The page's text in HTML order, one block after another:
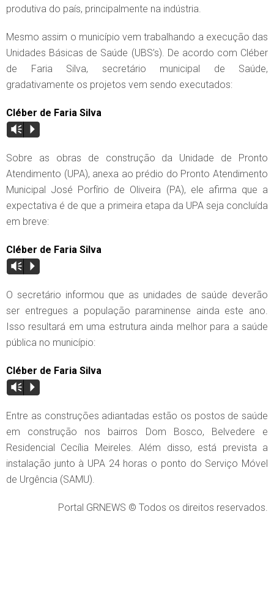
produtiva do país, principalmente na indústria.
Mesmo assim o município vem trabalhando a execução das
Unidades Básicas de Saúde (UBS’s). De acordo com Cléber
de Faria Silva, secretário municipal de Saúde,
gradativamente os projetos vem sendo executados:
Cléber de Faria Silva
Vm P
Sobre as obras de construção da Unidade de Pronto
Atendimento (UPA), anexa ao prédio do Pronto Atendimento
Municipal José Porfírio de Oliveira (PA), ele afirma que a
expectativa é de que a primeira etapa da UPA seja concluída
em breve:
Cléber de Faria Silva
Vm P
O secretário informou que as unidades de saúde deverão
ser entregues a população paraminense ainda este ano.
Isso resultará em uma estrutura ainda melhor para a saúde
pública no município:
Cléber de Faria Silva
Vm P
Entre as construções adiantadas estão os postos de saúde
em construção nos bairros Dom Bosco, Belvedere e
Residencial Cecília Meireles. Além disso, está prevista a
instalação junto à UPA 24 horas o ponto do Serviço Móvel
de Urgência (SAMU).
Portal GRNEWS © Todos os direitos reservados.